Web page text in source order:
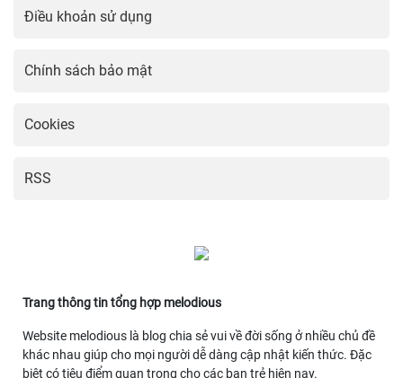
Điều khoản sử dụng
Chính sách bảo mật
Cookies
RSS
Trang thông tin tổng hợp melodious
Website melodious là blog chia sẻ vui về đời sống ở nhiều chủ đề
khác nhau giúp cho mọi người dễ dàng cập nhật kiến thức. Đặc
biệt có tiêu điểm quan trọng cho các bạn trẻ hiện nay.